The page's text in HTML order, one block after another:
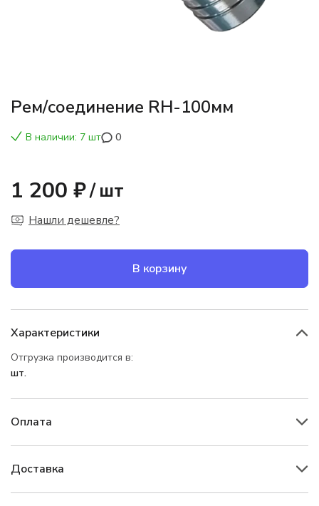
Рем/соединение RH-100мм
В наличии: 7 шт 0
1 200 ₽/ шт
Нашли дешевле?
В корзину
Характеристики
Отгрузка производится в:
шт.
Оплата
Доставка